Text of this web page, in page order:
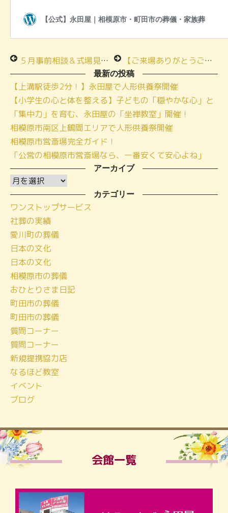
５月事前相談＆式場見学会を(小田急相模原・城山)W開催いたしました！！ 【ご来場ありがとうございました！】小さな家族葬ハウス🄬上溝「春の終活祭＆式場内覧会」
最新の投稿
【上溝駅徒歩2分！】永田屋で人形供養祭開催
【小学生の心と体を整える】子どもの「穏やかな心」と
「集中力」を育む、永田屋の「坐禅教室」開催！
相模原市南区上鶴間エリアで人形供養祭開催
相模原市営斎場完全ガイド！
「公営の相模原市営斎場なら、一番安くて安心よね」
アーカイブ
ア
ー
カ
イ
ブ
カテゴリー
ワンストップサービス
社葬の実績
愛川町の葬儀
日本の文化
日本の文化
相模原市の葬儀
おひとりさま日記
町田市の葬儀
町田市の葬儀
質問コーナー
質問コーナー
新規提携協力店
なるほど教室
イベント
ブログ
会館一覧